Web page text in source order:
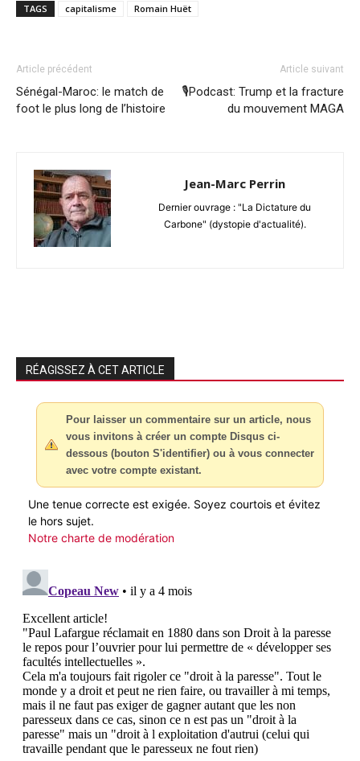
TAGS capitalisme Romain Huët
Article précédent
Sénégal-Maroc: le match de
foot le plus long de l’histoire
Article suivant
🎙️Podcast: Trump et la fracture
du mouvement MAGA
Jean-Marc Perrin
Dernier ouvrage : "La Dictature du
Carbone" (dystopie d'actualité).
RÉAGISSEZ À CET ARTICLE
Pour laisser un commentaire sur un article, nous
vous invitons à créer un compte Disqus ci-
dessous (bouton S'identifier) ou à vous connecter
avec votre compte existant.
Une tenue correcte est exigée. Soyez courtois et évitez
le hors sujet.
Notre charte de modération